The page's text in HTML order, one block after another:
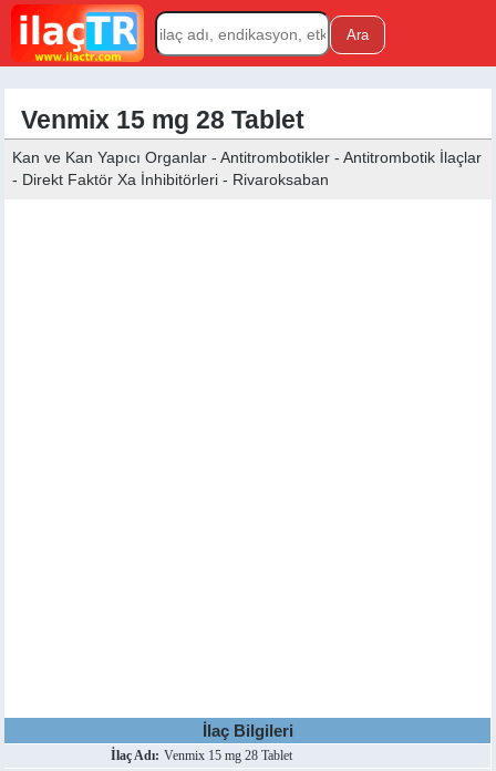
Venmix 15 mg 28 Tablet
Kan ve Kan Yapıcı Organlar - Antitrombotikler - Antitrombotik İlaçlar
- Direkt Faktör Xa İnhibitörleri - Rivaroksaban
İlaç Bilgileri
İlaç Adı: Venmix 15 mg 28 Tablet